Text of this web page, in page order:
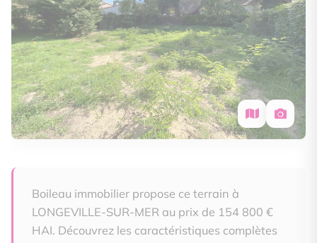
Boileau immobilier propose ce terrain à
LONGEVILLE-SUR-MER au prix de 154 800 €
HAI. Découvrez les caractéristiques complètes